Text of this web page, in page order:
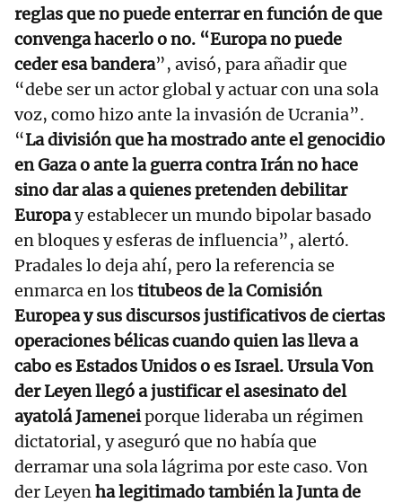
reglas que no puede enterrar en función de que
convenga hacerlo o no. “Europa no puede
ceder esa bandera”, avisó, para añadir que
“debe ser un actor global y actuar con una sola
voz, como hizo ante la invasión de Ucrania”.
“La división que ha mostrado ante el genocidio
en Gaza o ante la guerra contra Irán no hace
sino dar alas a quienes pretenden debilitar
Europay establecer un mundo bipolar basado
en bloques y esferas de influencia”, alertó.
Pradales lo deja ahí, pero la referencia se
enmarca en lostitubeos de la Comisión
Europea y sus discursos justificativos de ciertas
operaciones bélicas cuando quien las lleva a
cabo es Estados Unidos o es Israel. Ursula Von
der Leyen llegó a justificar el asesinato del
ayatolá Jameneiporque lideraba un régimen
dictatorial, y aseguró que no había que
derramar una sola lágrima por este caso. Von
der Leyenha legitimado también la Junta de